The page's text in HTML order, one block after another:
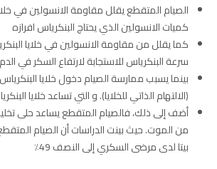
الصيام المتقطع يقلل مقاومة الانسولين في
كميات الانسولين الذي يحتاج البنكرياس افرازه
كما يقلل من مقاومة الانسولين في خلايا
سرعة البنكرياس للاستجابة لارتفاع السكر في الدم
بينما يسبب ممارسة الصيام دخول خلايا
(الالتهام الذاتي للخلايا). و التي تساعد خلايا
أضف إلى ذلك، فالصيام المتقطع يساعد حلى
من الموت. حيث بينت الدراسات أن الصيام
بيتا لدى مرضى السكري إلى النصف 49٪